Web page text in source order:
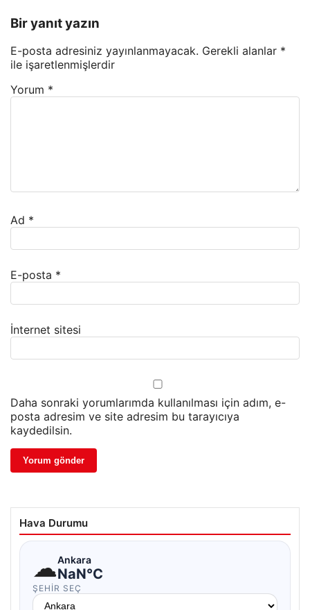
Bir yanıt yazın
E-posta adresiniz yayınlanmayacak. Gerekli alanlar *
ile işaretlenmişlerdir
Yorum *
Ad *
E-posta *
İnternet sitesi
Daha sonraki yorumlarımda kullanılması için adım, e-
posta adresim ve site adresim bu tarayıcıya
kaydedilsin.
Hava Durumu
☁Ankara
NaN°C
ŞEHIR SEÇ